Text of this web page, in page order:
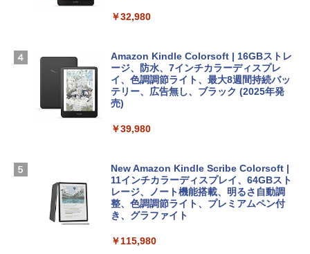
ラ、Touch ID - ミッドナイト + 3年延長
￥347,600
【Amazon.co.jp限定】 HP ノートパソコ
SSD インテル Core 5
FMV ノートパソコン WE1-K3 (MS 365 P
ersonal/Copilotキー搭載/Win 11/15.6型/
Core i5/16GB/SSD 512GB/ホワイト) FM
Robloxギフトカード - 1000 Robux 【限
ラインコード版
￥1,600
版)|オンラインコード版|Windows11、1
￥37,224
FM TOWNS ハイパー・カタログ: 本体ハ
￥1,600
1冊ですべて身につくHTML & CSSとWe
￥32,980
Amazon Kindle Colorsoft | 16GBストレ
ージ、防水、7インチカラーディスプレ
イ、色調調節ライト、最大8週間持続バッ
テリー、広告無し、ブラック (2025年発
売)
￥39,980
New Amazon Kindle Scribe Colorsoft |
11インチカラーディスプレイ、64GBスト
レージ、ノート機能搭載、明るさ自動調
整、色調調節ライト、プレミアムペン付
き、グラファイト
￥115,980